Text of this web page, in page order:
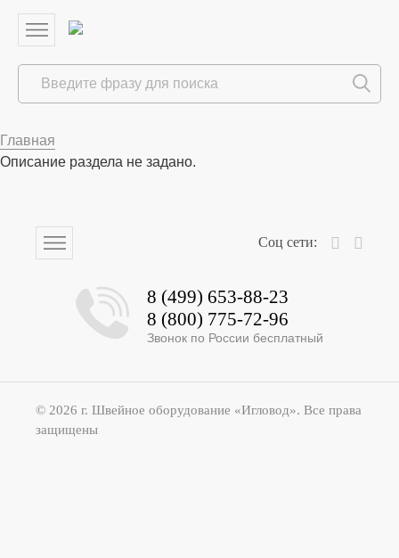
Главная
Описание раздела не задано.
8 (499) 653-88-23
8 (800) 775-72-96
Звонок по России бесплатный
© 2026 г. Швейное оборудование «Игловод». Все права
защищены